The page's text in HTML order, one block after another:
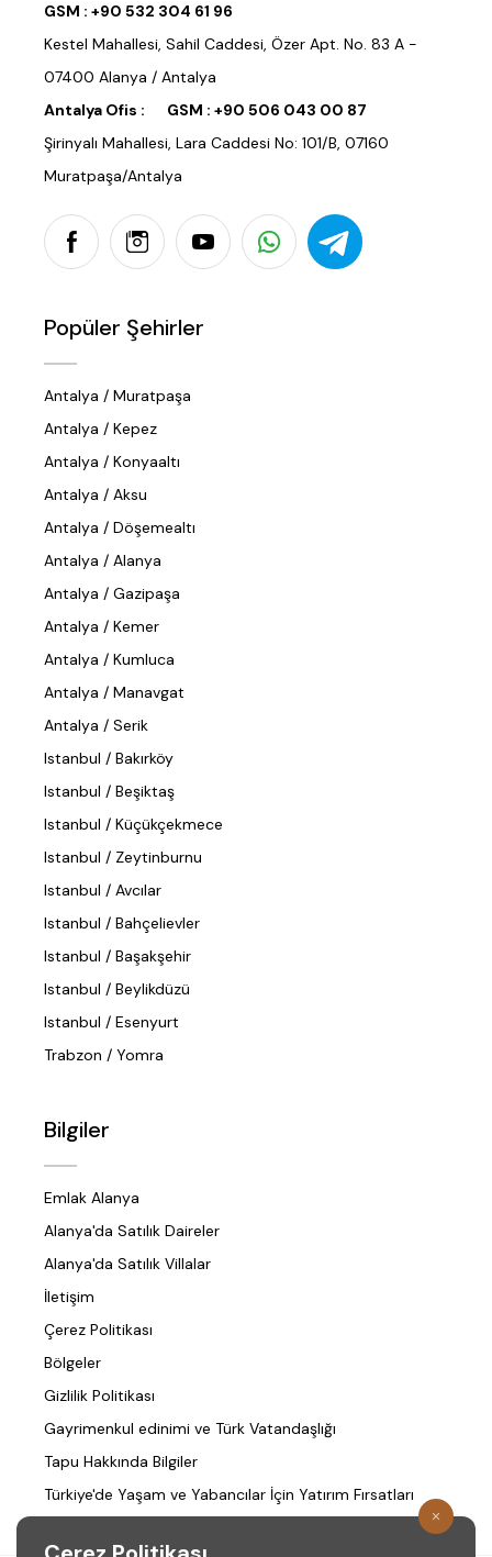
GSM : +90 532 304 61 96
Kestel Mahallesi, Sahil Caddesi, Özer Apt. No. 83 A -
07400 Alanya / Antalya
Antalya Ofis :
GSM : +90 506 043 00 87
Şirinyalı Mahallesi, Lara Caddesi No: 101/B, 07160
Muratpaşa/Antalya
Popüler Şehirler
Antalya / Muratpaşa
Antalya / Kepez
Antalya / Konyaaltı
Antalya / Aksu
Antalya / Döşemealtı
Antalya / Alanya
Antalya / Gazipaşa
Antalya / Kemer
Antalya / Kumluca
Antalya / Manavgat
Antalya / Serik
Istanbul / Bakırköy
Istanbul / Beşiktaş
Istanbul / Küçükçekmece
Istanbul / Zeytinburnu
Istanbul / Avcılar
Istanbul / Bahçelievler
Istanbul / Başakşehir
Istanbul / Beylikdüzü
Istanbul / Esenyurt
Trabzon / Yomra
Bilgiler
Emlak Alanya
Alanya'da Satılık Daireler
Alanya'da Satılık Villalar
İletişim
Çerez Politikası
Bölgeler
Gizlilik Politikası
Gayrimenkul edinimi ve Türk Vatandaşlığı
Tapu Hakkında Bilgiler
Türkiye'de Yaşam ve Yabancılar İçin Yatırım Fırsatları